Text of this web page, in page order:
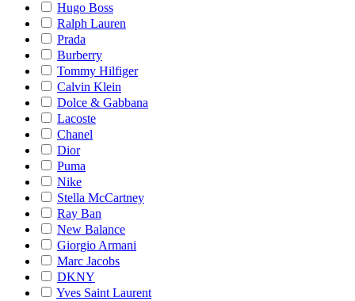
Hugo Boss
Ralph Lauren
Prada
Burberry
Tommy Hilfiger
Calvin Klein
Dolce & Gabbana
Lacoste
Chanel
Dior
Puma
Nike
Stella McCartney
Ray Ban
New Balance
Giorgio Armani
Marc Jacobs
DKNY
Yves Saint Laurent